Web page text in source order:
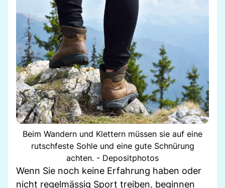
Beim Wandern und Klettern müssen sie auf eine
rutschfeste Sohle und eine gute Schnürung
achten. - Depositphotos
Wenn Sie noch keine Erfahrung haben oder
nicht regelmässig Sport treiben, beginnen